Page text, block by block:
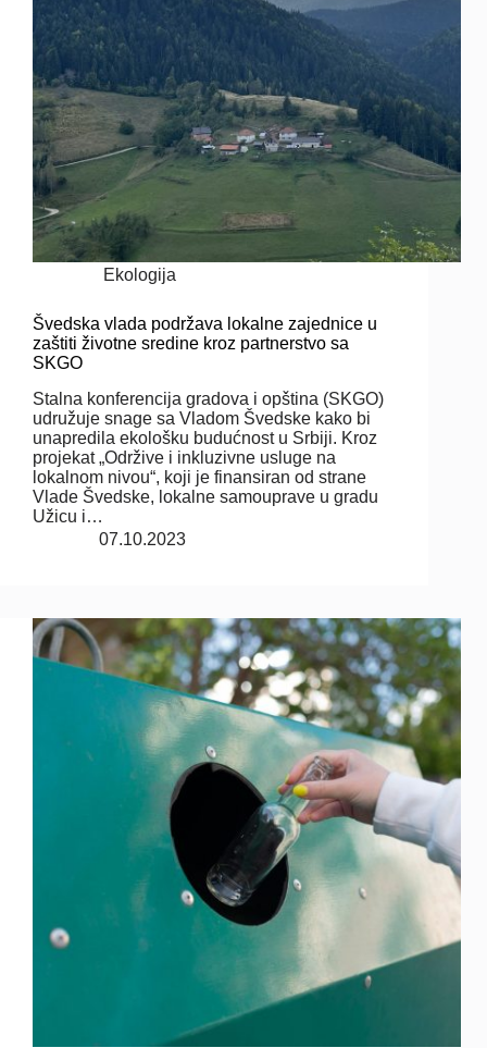
Ekologija
Švedska vlada podržava lokalne zajednice u
zaštiti životne sredine kroz partnerstvo sa
SKGO
Stalna konferencija gradova i opština (SKGO)
udružuje snage sa Vladom Švedske kako bi
unapredila ekološku budućnost u Srbiji. Kroz
projekat „Održive i inkluzivne usluge na
lokalnom nivou“, koji je finansiran od strane
Vlade Švedske, lokalne samouprave u gradu
Užicu i…
07.10.2023